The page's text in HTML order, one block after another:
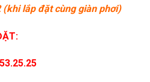
(khi lắp đặt cùng giàn phơi)